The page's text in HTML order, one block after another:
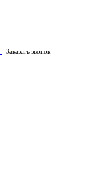
Заказать звонок